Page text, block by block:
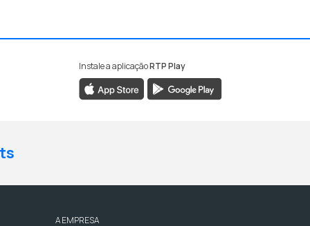
Instale a aplicaçãoRTP Play
A EMPRESA